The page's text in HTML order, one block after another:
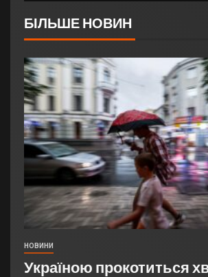
БІЛЬШЕ НОВИН
НОВИНИ
Україною прокотиться